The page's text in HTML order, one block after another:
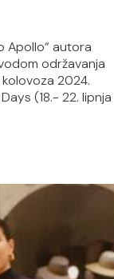
Apollo“ autora
održavanja
kolovoza 2024.
(18.- 22. lipnja